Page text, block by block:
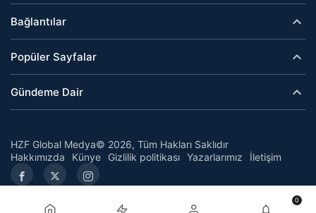
Bağlantılar
Popüler Sayfalar
Gündeme Dair
HZF Global Medya© 2026, Tüm Hakları Saklıdır
Hakkımızda
Künye Gizlilik politikası Yazarlarımız İletişim
0